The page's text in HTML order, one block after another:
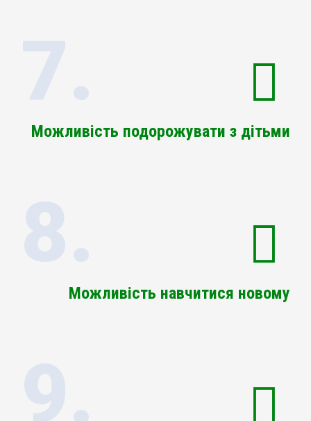
Можливість подорожувати з дітьми
Можливість навчитися новому